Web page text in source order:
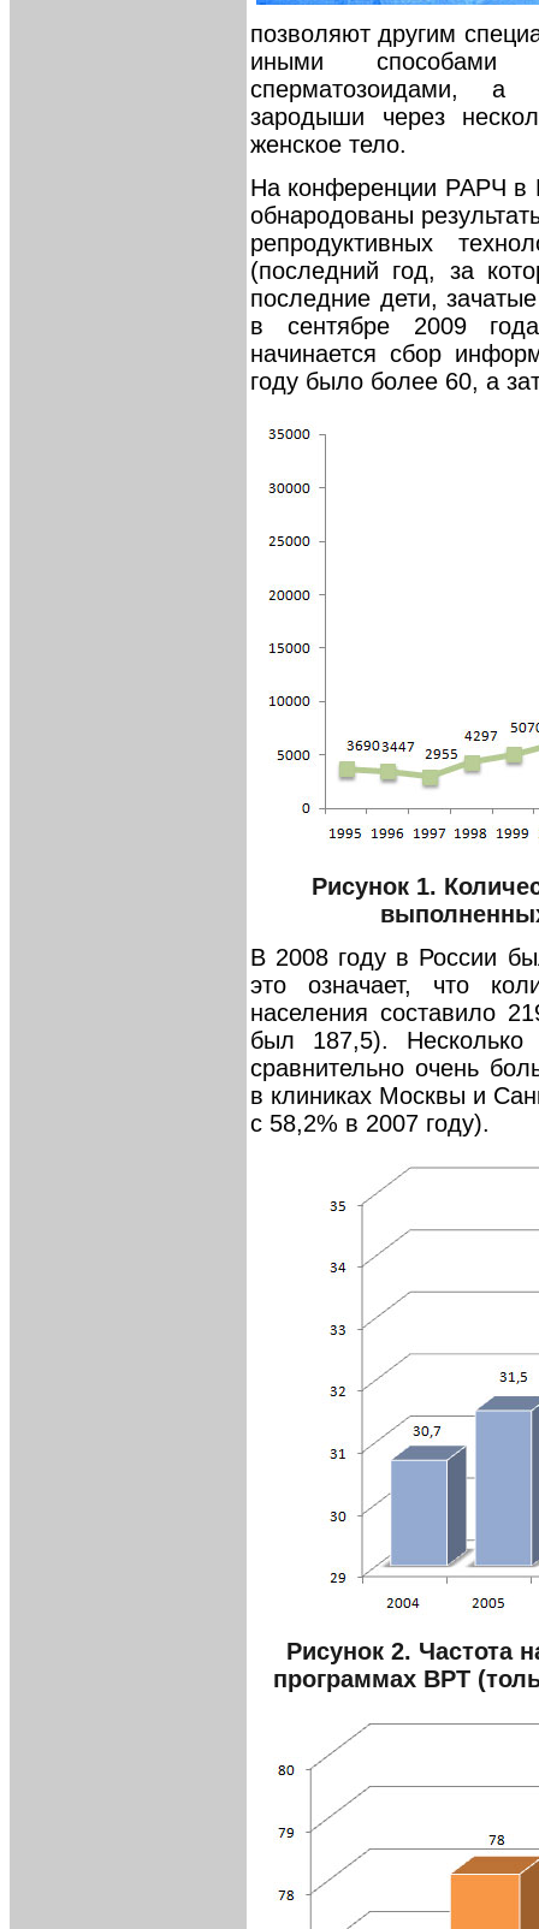
позволяют другим
иными способами
сперматозоидами, а
зародыши через
женское тело.
На конференции РАРЧ в
обнародованы
репродуктивных
(последний год, за
последние дети,
в сентябре 2009
начинается сбор
году было более 60, а
Рисунок 1.
В 2008 году в России
это означает, что
населения составило
был 187,5).
сравнительно очень
в клиниках Москвы и
с 58,2% в 2007 году).
Рисунок 2. Частота
программах ВРТ